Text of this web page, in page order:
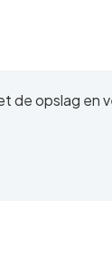
de opslag